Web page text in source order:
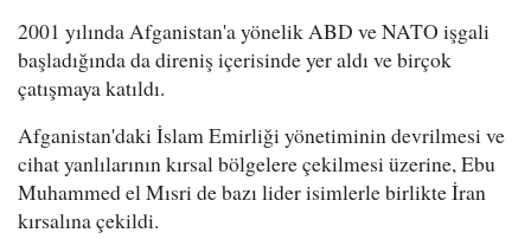
2001 yılında Afganistan'a yönelik ABD ve NATO işgali
başladığında da direniş içerisinde yer aldı ve birçok
çatışmaya katıldı.
Afganistan'daki İslam Emirliği yönetiminin devrilmesi ve
cihat yanlılarının kırsal bölgelere çekilmesi üzerine, Ebu
Muhammed el Mısri de bazı lider isimlerle birlikte İran
kırsalına çekildi.